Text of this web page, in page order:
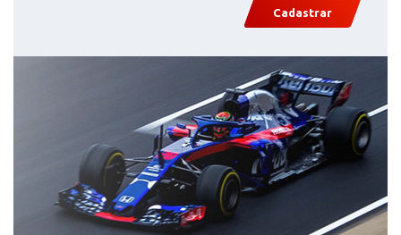
Cadastrar